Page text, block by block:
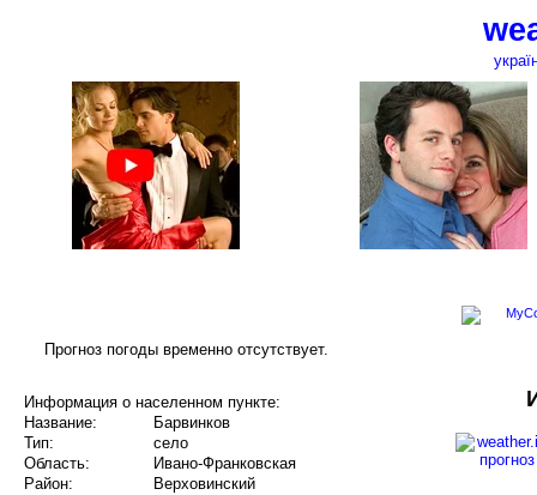
Прогноз погоды временно отсутствует.
Информация о населенном пункте:
Название:
Барвинков
Тип:
село
Область:
Ивано-Франковская
Район:
Верховинский